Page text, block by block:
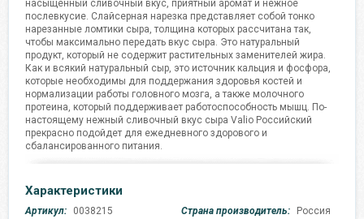
насыщенный сливочный вкус, приятный аромат и нежное
послевкусие. Слайсерная нарезка представляет собой тонко
нарезанные ломтики сыра, толщина которых рассчитана так,
чтобы максимально передать вкус сыра. Это натуральный
продукт, который не содержит растительных заменителей жира.
Как и всякий натуральный сыр, это источник кальция и фосфора,
которые необходимы для поддержания здоровья костей и
нормализации работы головного мозга, а также молочного
протеина, который поддерживает работоспособность мышц. По-
настоящему нежный сливочный вкус сыра Valio Российский
прекрасно подойдет для ежедневного здорового и
сбалансированного питания.
Характеристики
Артикул: 0038215 Страна производитель: Россия